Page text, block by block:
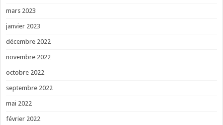
mars 2023
janvier 2023
décembre 2022
novembre 2022
octobre 2022
septembre 2022
mai 2022
février 2022